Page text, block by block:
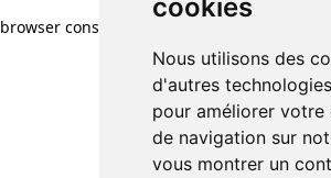
cookies
Nous utilisons des
d'autres
pour améliorer votre
de navigation sur
vous montrer un
cookies
Nous utilisons des
d'autres
pour améliorer votre
de navigation sur
vous montrer un
browser console for more information)